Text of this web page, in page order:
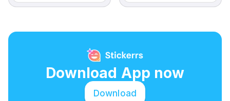
Download App now
Download